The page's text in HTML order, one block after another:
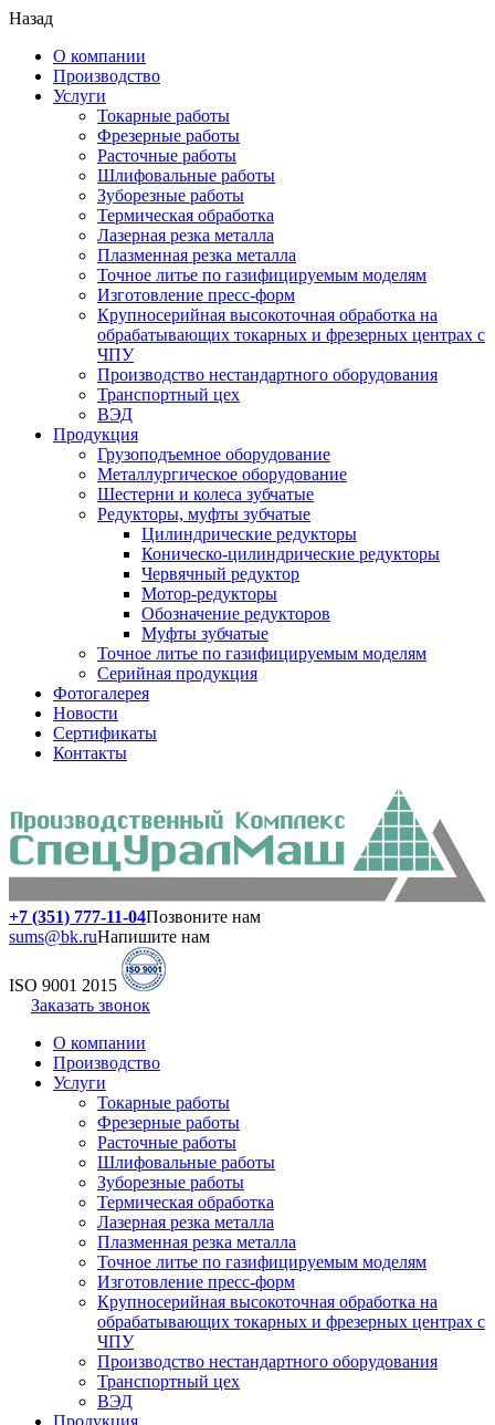
Назад
О компании
Производство
Услуги
Токарные работы
Фрезерные работы
Расточные работы
Шлифовальные работы
Зуборезные работы
Термическая обработка
Лазерная резка металла
Плазменная резка металла
Точное литье по газифицируемым моделям
Изготовление пресс-форм
Крупносерийная высокоточная обработка на
обрабатывающих токарных и фрезерных центрах с
ЧПУ
Производство нестандартного оборудования
Транспортный цех
ВЭД
Продукция
Грузоподъемное оборудование
Металлургическое оборудование
Шестерни и колеса зубчатые
Редукторы, муфты зубчатые
Цилиндрические редукторы
Коническо-цилиндрические редукторы
Червячный редуктор
Мотор-редукторы
Обозначение редукторов
Муфты зубчатые
Точное литье по газифицируемым моделям
Серийная продукция
Фотогалерея
Новости
Сертификаты
Контакты
+7 (351) 777-11-04Позвоните нам
sums@bk.ruНапишите нам
ISO 9001 2015
Заказать звонок
О компании
Производство
Услуги
Токарные работы
Фрезерные работы
Расточные работы
Шлифовальные работы
Зуборезные работы
Термическая обработка
Лазерная резка металла
Плазменная резка металла
Точное литье по газифицируемым моделям
Изготовление пресс-форм
Крупносерийная высокоточная обработка на
обрабатывающих токарных и фрезерных центрах с
ЧПУ
Производство нестандартного оборудования
Транспортный цех
ВЭД